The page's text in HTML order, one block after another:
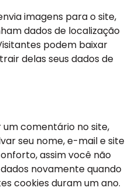
imagens para o site,
dados de localização
podem baixar
delas seus dados de
um comentário no site,
seu nome, e-mail e site
assim você não
novamente quando
cookies duram um ano.